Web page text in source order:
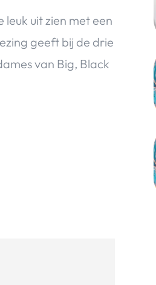
leuk uit zien met een
geeft bij de drie
van Big, Black